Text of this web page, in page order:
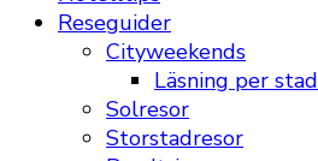
Reseguider
Cityweekends
Läsning per stad
Solresor
Storstadresor